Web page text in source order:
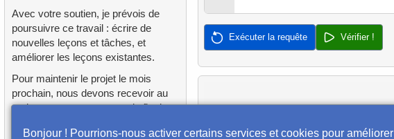
8.Liste triée des films avec
limite
personnel par condition
condition
d'un film
6.Trouver tous les films d'un
acteur
7.Répartition des films par
catégorie
8.Durée moyenne d'un film
6.Temps moyen entre
locations
7.Part relative et revenus par
catégorie
8.Ratio du salaire min au
anciens
6.Projets financés par la
NASA
7. Résumé des locations par
client
8.Préférences des clients par
Avec votre soutien, je prévois de
poursuivre ce travail : écrire de
nouvelles leçons et tâches, et
améliorer les leçons existantes.
Pour maintenir le projet le mois
prochain, nous devons recevoir au
moins cette somme avant la fin du
Exécuter la requête Vérifier !
Bonjour ! Pourrions-nous activer certains services et cookies pour améliorer